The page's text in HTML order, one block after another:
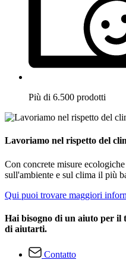
Più di 6.500 prodotti
Lavoriamo nel rispetto del
Con concrete misure
sull'ambiente e sul clima il più
Qui puoi trovare maggiori
Hai bisogno di un aiuto per il
di aiutarti.
Contatto